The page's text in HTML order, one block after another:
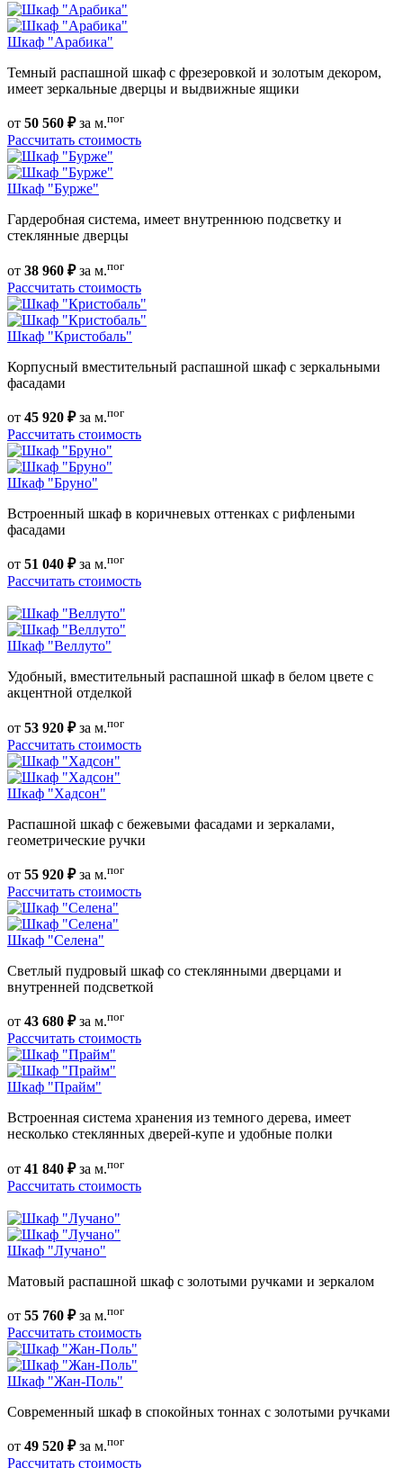
Шкаф "Арабика"
Темный распашной шкаф с фрезеровкой и золотым декором,
имеет зеркальные дверцы и выдвижные ящики
от 50 560 ₽за м.пог
Рассчитать стоимость
Шкаф "Бурже"
Гардеробная система, имеет внутреннюю подсветку и
стеклянные дверцы
от 38 960 ₽за м.пог
Рассчитать стоимость
Шкаф "Кристобаль"
Корпусный вместительный распашной шкаф с зеркальными
фасадами
от 45 920 ₽за м.пог
Рассчитать стоимость
Шкаф "Бруно"
Встроенный шкаф в коричневых оттенках с рифлеными
фасадами
от 51 040 ₽за м.пог
Рассчитать стоимость
Шкаф "Веллуто"
Удобный, вместительный распашной шкаф в белом цвете с
акцентной отделкой
от 53 920 ₽за м.пог
Рассчитать стоимость
Шкаф "Хадсон"
Распашной шкаф с бежевыми фасадами и зеркалами,
геометрические ручки
от 55 920 ₽за м.пог
Рассчитать стоимость
Шкаф "Селена"
Светлый пудровый шкаф со стеклянными дверцами и
внутренней подсветкой
от 43 680 ₽за м.пог
Рассчитать стоимость
Шкаф "Прайм"
Встроенная система хранения из темного дерева, имеет
несколько стеклянных дверей-купе и удобные полки
от 41 840 ₽за м.пог
Рассчитать стоимость
Шкаф "Лучано"
Матовый распашной шкаф с золотыми ручками и зеркалом
от 55 760 ₽за м.пог
Рассчитать стоимость
Шкаф "Жан-Поль"
Современный шкаф в спокойных тоннах с золотыми ручками
от 49 520 ₽за м.пог
Рассчитать стоимость